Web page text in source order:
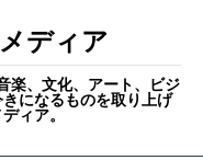
ディア
楽、文化、アート、ビジ
になるものを取り上げ
ィア。